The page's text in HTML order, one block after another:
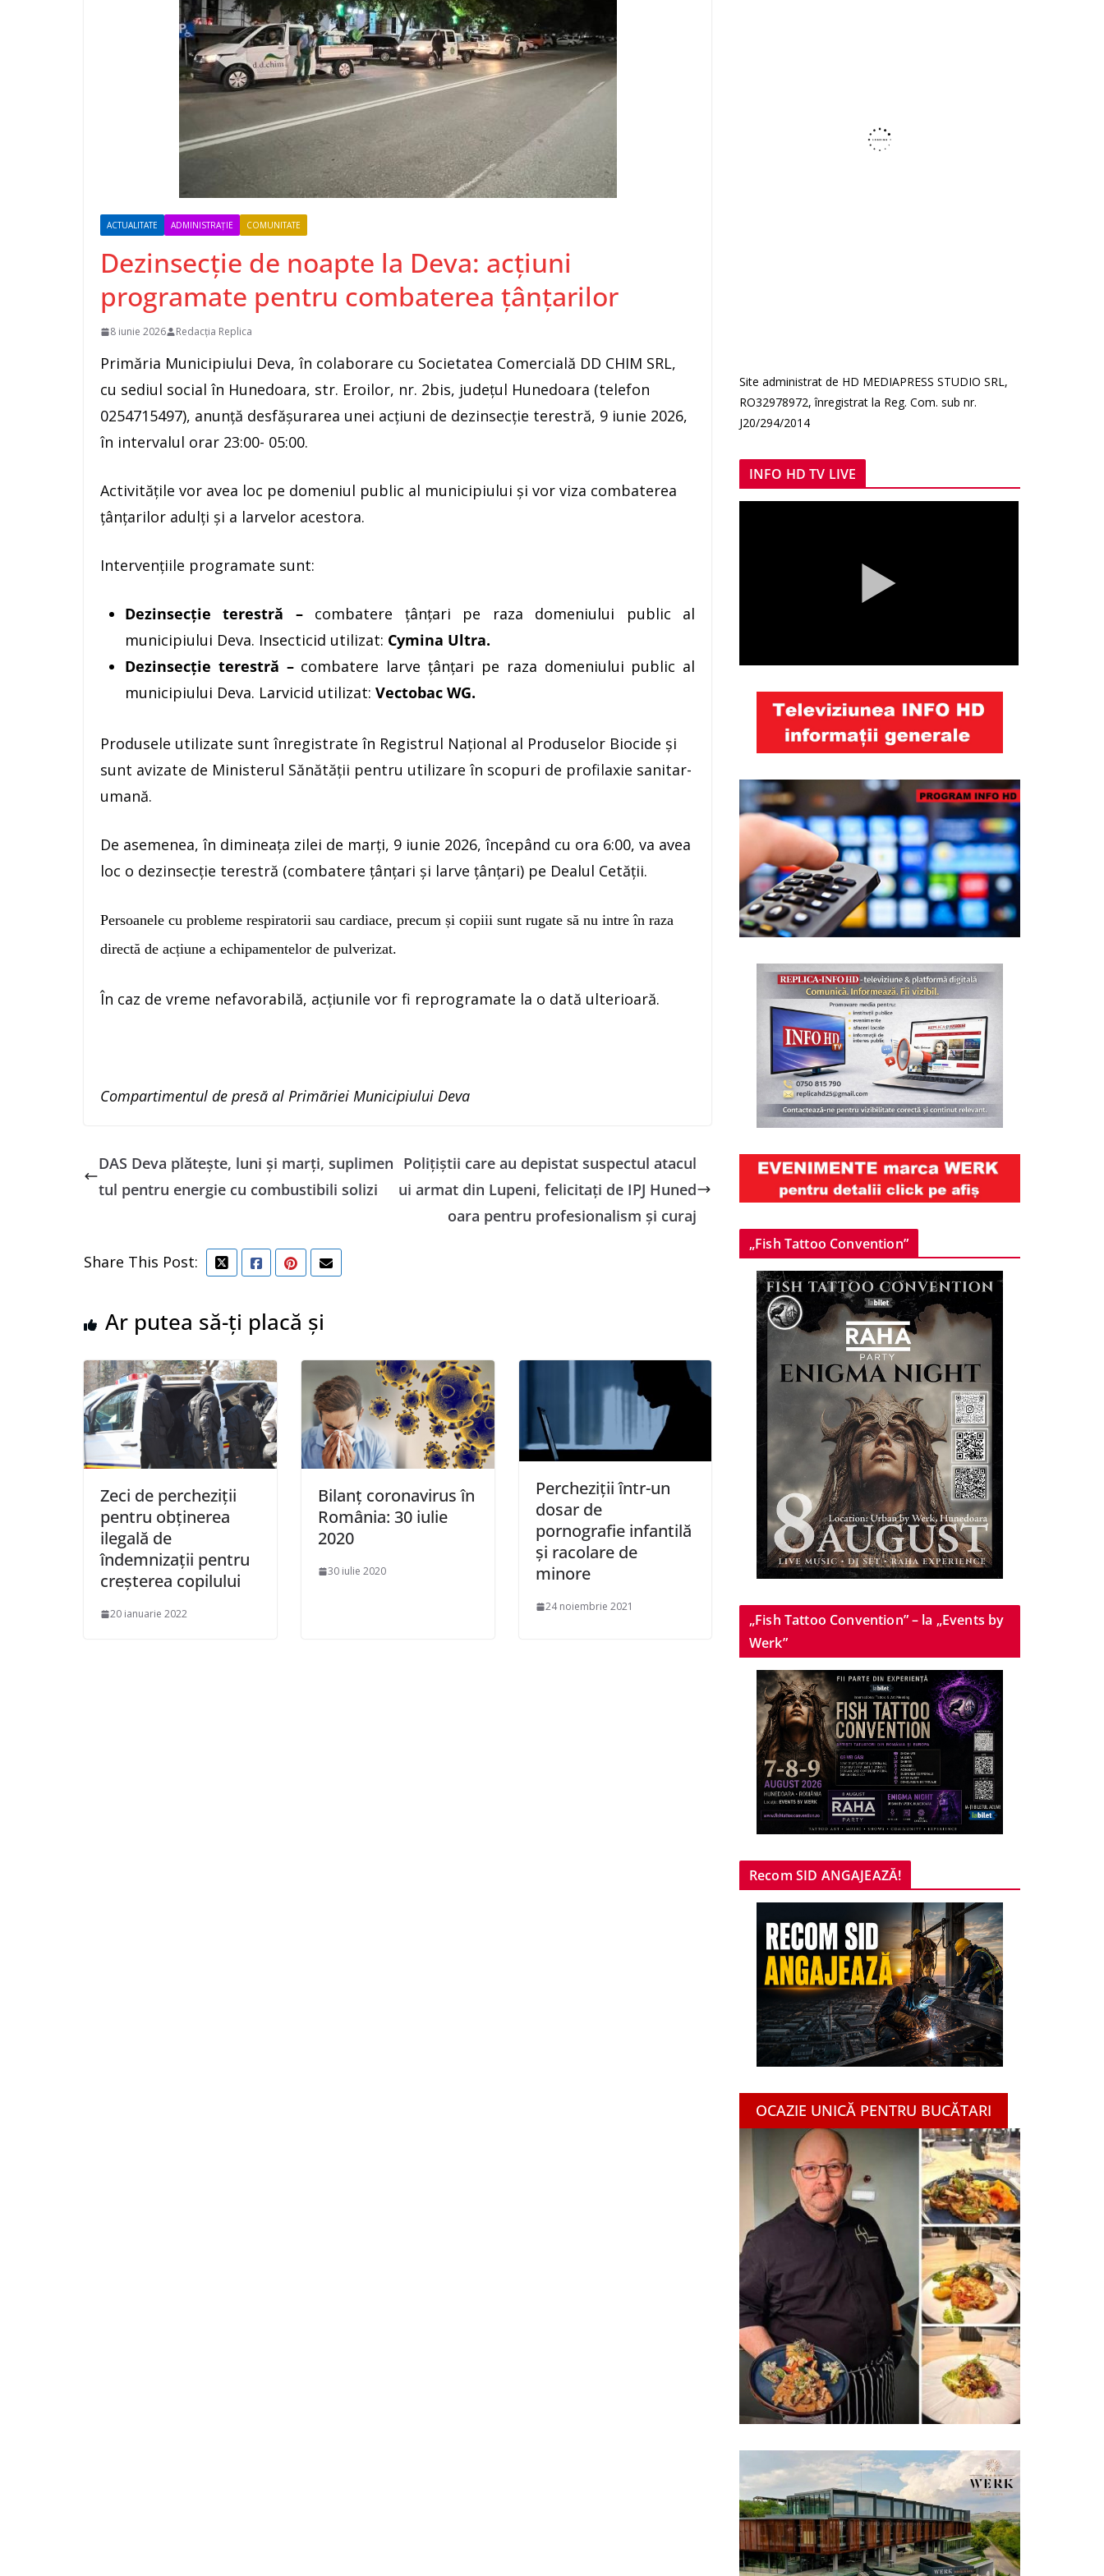
ACTUALITATE ADMINISTRAȚIE COMUNITATE
Dezinsecție de noapte la Deva: acțiuni
programate pentru combaterea țânțarilor
8 iunie 2026 Redacția Replica
Primăria Municipiului Deva, în colaborare cu Societatea Comercială DD CHIM SRL,
cu sediul social în Hunedoara, str. Eroilor, nr. 2bis, județul Hunedoara (telefon
0254715497), anunță desfășurarea unei acțiuni de dezinsecție terestră, 9 iunie 2026,
în intervalul orar 23:00- 05:00.
Activitățile vor avea loc pe domeniul public al municipiului și vor viza combaterea
țânțarilor adulți și a larvelor acestora.
Intervențiile programate sunt:
Dezinsecție terestră – combatere țânțari pe raza domeniului public al
municipiului Deva. Insecticid utilizat: Cymina Ultra.
Dezinsecție terestră – combatere larve țânțari pe raza domeniului public al
municipiului Deva. Larvicid utilizat: Vectobac WG.
Produsele utilizate sunt înregistrate în Registrul Național al Produselor Biocide și
sunt avizate de Ministerul Sănătății pentru utilizare în scopuri de profilaxie sanitar-
umană.
De asemenea, în dimineața zilei de marți, 9 iunie 2026, începând cu ora 6:00, va avea
loc o dezinsecție terestră (combatere țânțari și larve țânțari) pe Dealul Cetății.
Persoanele cu probleme respiratorii sau cardiace, precum și copiii sunt rugate să nu intre în raza
directă de acțiune a echipamentelor de pulverizat.
În caz de vreme nefavorabilă, acțiunile vor fi reprogramate la o dată ulterioară.
Compartimentul de presă al Primăriei Municipiului Deva
DAS Deva plătește, luni și marți, suplimen
tul pentru energie cu combustibili solizi
Polițiștii care au depistat suspectul atacul
ui armat din Lupeni, felicitați de IPJ Huned
oara pentru profesionalism și curaj
Share This Post:
Ar putea să-ți placă și
Zeci de percheziții
pentru obținerea
ilegală de
îndemnizații pentru
creșterea copilului
20 ianuarie 2022
Bilanț coronavirus în
România: 30 iulie
2020
30 iulie 2020
Percheziţii într-un
dosar de
pornografie infantilă
şi racolare de
minore
24 noiembrie 2021
Site administrat de HD MEDIAPRESS STUDIO SRL,
RO32978972, înregistrat la Reg. Com. sub nr.
J20/294/2014
INFO HD TV LIVE
„Fish Tattoo Convention”
„Fish Tattoo Convention” – la „Events by
Werk”
Recom SID ANGAJEAZĂ!
OCAZIE UNICĂ PENTRU BUCĂTARI